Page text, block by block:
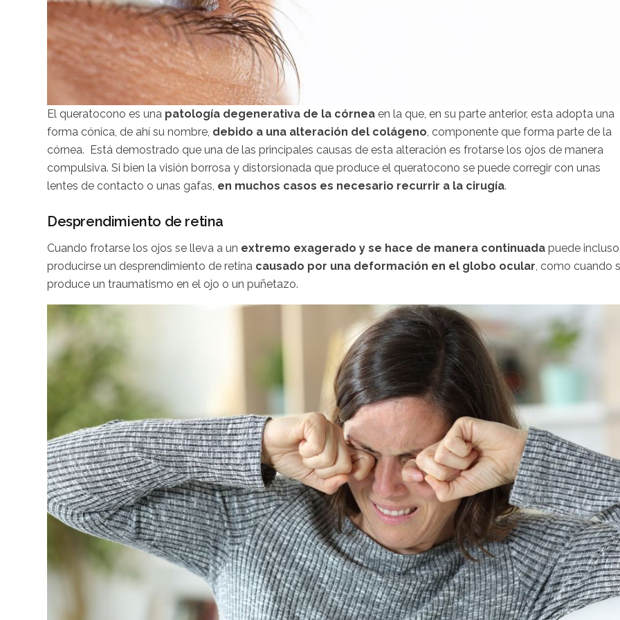
El queratocono es una patología degenerativa de la córnea en la que, en su parte anterior, esta adopta una
forma cónica, de ahí su nombre, debido a una alteración del colágeno, componente que forma parte de la
córnea. Está demostrado que una de las principales causas de esta alteración es frotarse los ojos de manera
compulsiva. Si bien la visión borrosa y distorsionada que produce el queratocono se puede corregir con unas
lentes de contacto o unas gafas, en muchos casos es necesario recurrir a la cirugía.
Desprendimiento de retina
Cuando frotarse los ojos se lleva a un extremo exagerado y se hace de manera continuada puede incluso
producirse un desprendimiento de retina causado por una deformación en el globo ocular, como cuando
produce un traumatismo en el ojo o un puñetazo.